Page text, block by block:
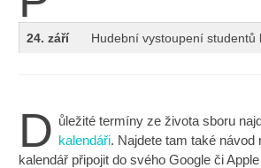
24. září Hudební vystoupení studentů
D ůležité termíny ze života sboru
kalendáři. Najdete tam také návod
kalendář připojit do svého Google či